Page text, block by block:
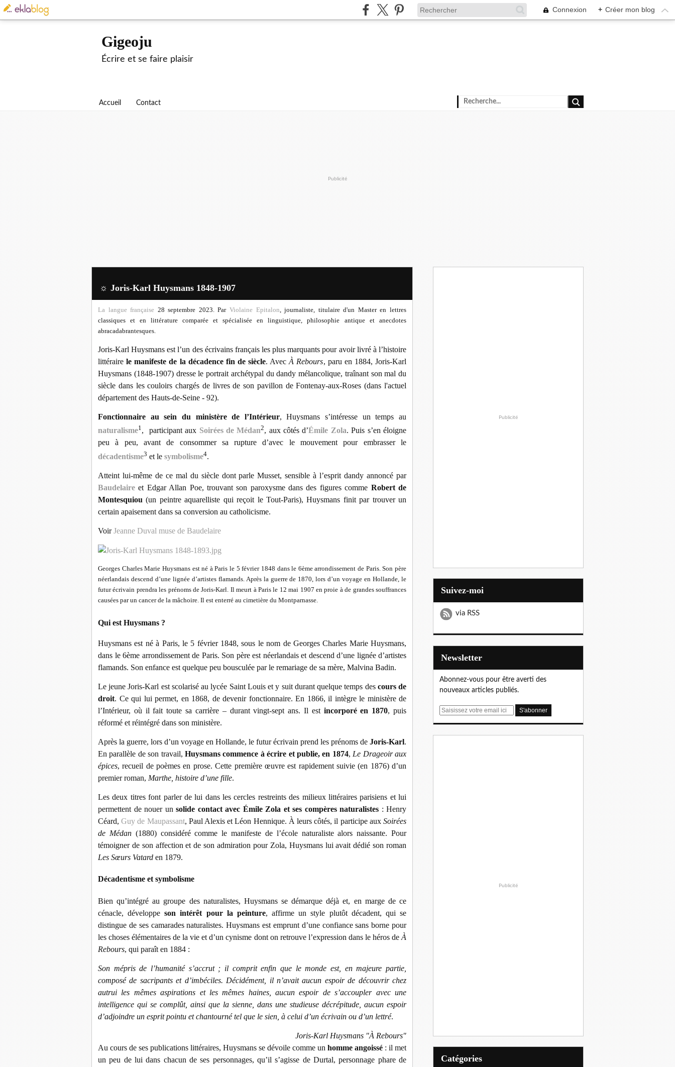
Connexion + Créer mon blog
Gigeoju
Écrire et se faire plaisir
Accueil Contact
Publicité
☼ Joris-Karl Huysmans 1848-1907
La langue française 28 septembre 2023. ParViolaine Epitalon, journaliste, titulaire d'un Master en lettres
classiques et en littérature comparée et spécialisée en linguistique, philosophie antique et anecdotes
abracadabrantesques.
Joris-Karl Huysmans est l’un des écrivains français les plus marquants pour avoir livré à l’histoire
littérairele manifeste de la décadence fin de siècle. AvecÀ Rebours, paru en 1884, Joris-Karl
Huysmans (1848-1907) dresse le portrait archétypal du dandy mélancolique, traînant son mal du
siècle dans les couloirs chargés de livres de son pavillon de Fontenay-aux-Roses (dans l'actuel
département des Hauts-de-Seine - 92).
Fonctionnaire au sein du ministère de l’Intérieur, Huysmans s’intéresse un temps au
naturalisme1, participant aux Soirées de Médan2, aux côtés d’Émile Zola. Puis s’en éloigne
peu à peu, avant de consommer sa rupture d’avec le mouvement pour embrasser le
décadentisme3 et le symbolisme4.
Atteint lui-même de ce mal du siècle dont parle Musset, sensible à l’esprit dandy annoncé par
Baudelaire et Edgar Allan Poe, trouvant son paroxysme dans des figures comme Robert de
Montesquiou (un peintre aquarelliste qui reçoit le Tout-Paris), Huysmans finit par trouver un
certain apaisement dans sa conversion au catholicisme.
VoirJeanne Duval muse de Baudelaire
Georges Charles Marie Huysmans est né à Paris le 5 février 1848 dans le 6ème arrondissement de Paris. Son père
néerlandais descend d’une lignée d’artistes flamands. Après la guerre de 1870, lors d’un voyage en Hollande, le
futur écrivain prendra les prénoms de Joris-Karl. Il meurt à Paris le 12 mai 1907 en proie à de grandes souffrances
causées par un cancer de la mâchoire. Il est enterré au cimetière du Montparnasse.
Qui est Huysmans ?
Huysmans est né à Paris, le 5 février 1848, sous le nom de Georges Charles Marie Huysmans,
dans le 6ème arrondissement de Paris. Son père est néerlandais et descend d’une lignée d’artistes
flamands. Son enfance est quelque peu bousculée par le remariage de sa mère, Malvina Badin.
Le jeune Joris-Karl est scolarisé au lycée Saint Louis et y suit durant quelque temps des cours de
droit. Ce qui lui permet, en 1868, de devenir fonctionnaire. En 1866, il intègre le ministère de
l’Intérieur, où il fait toute sa carrière – durant vingt-sept ans. Il est incorporé en 1870, puis
réformé et réintégré dans son ministère.
Après la guerre, lors d’un voyage en Hollande, le futur écrivain prend les prénoms de Joris-Karl.
En parallèle de son travail, Huysmans commence à écrire et publie, en 1874, Le Drageoir aux
épices, recueil de poèmes en prose. Cette première œuvre est rapidement suivie (en 1876) d’un
premier roman, Marthe, histoire d’une fille.
Les deux titres font parler de lui dans les cercles restreints des milieux littéraires parisiens et lui
permettent de nouer un solide contact avec Émile Zola et ses compères naturalistes : Henry
Céard,Guy de Maupassant, Paul Alexis et Léon Hennique. À leurs côtés, il participe auxSoirées
de Médan(1880) considéré comme le manifeste de l’école naturaliste alors naissante. Pour
témoigner de son affection et de son admiration pour Zola, Huysmans lui avait dédié son roman
Les Sœurs Vatard en 1879.
Décadentisme et symbolisme
Bien qu’intégré au groupe des naturalistes, Huysmans se démarque déjà et, en marge de ce
cénacle, développeson intérêt pour la peinture, affirme un style plutôt décadent, qui se
distingue de ses camarades naturalistes. Huysmans est emprunt d’une confiance sans borne pour
les choses élémentaires de la vie et d’un cynisme dont on retrouve l’expression dans le héros de À
Rebours, qui paraît en 1884 :
Son mépris de l’humanité s’accrut ; il comprit enfin que le monde est, en majeure partie,
composé de sacripants et d’imbéciles. Décidément, il n’avait aucun espoir de découvrir chez
autrui les mêmes aspirations et les mêmes haines, aucun espoir de s’accoupler avec une
intelligence qui se complût, ainsi que la sienne, dans une studieuse décrépitude, aucun espoir
d’adjoindre un esprit pointu et chantourné tel que le sien, à celui d’un écrivain ou d’un lettré.
Joris-Karl Huysmans "À Rebours"
Au cours de ses publications littéraires, Huysmans se dévoile comme un homme angoissé : il met
un peu de lui dans chacun de ses personnages, qu’il s’agisse de Durtal, personnage phare de
Publicité
Suivez-moi
via RSS
Newsletter
Abonnez-vous pour être averti des
nouveaux articles publiés.
E
Publicité
Catégories